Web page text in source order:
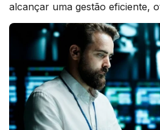
alcançar uma gestão eficiente,